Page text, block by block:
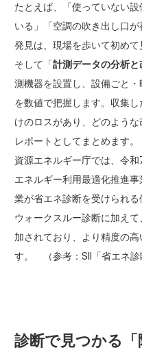
たとえば、「使っていない
いる」「空調の吹き出し口
発見は、現場を歩いて初めて
そして「計測データの分析と
測機器を設置し、設備ごと
を数値で把握します。収集
けのロスがあり、どのよう
レポートとしてまとめます。
資源エネルギー庁では、令
エネルギー利用最適化推進
業が省エネ診断を受けられ
ウォークスルー診断に加え
加されており、より精度の
す。 （参考：SII「省エネ診
診断で見つかる